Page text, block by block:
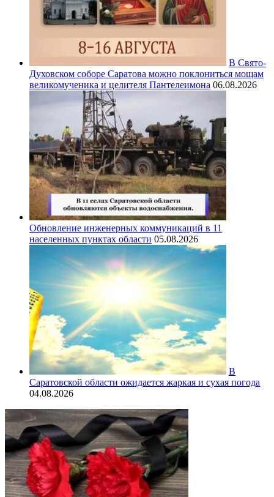
В Свято-
Духовском соборе Саратова можно поклониться мощам
великомученика и целителя Пантелеимона 06.08.2026
Обновление инженерных коммуникаций в 11
населенных пунктах области 05.08.2026
В
Саратовской области ожидается жаркая и сухая погода
04.08.2026